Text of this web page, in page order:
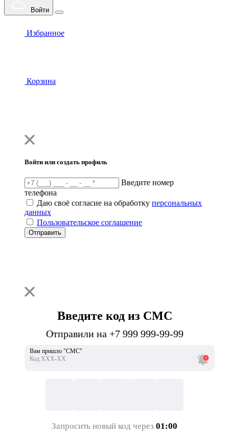
Войти
Избранное
Корзина
Войти или создать профиль
Введите номер
телефона
Даю своё согласие на обработку персональных
данных
Пользовательское соглашение
Отправить
Введите код из СМС
Отправили на +7 999 999-99-99
Вам пришло "СМС"
Код ХХХ-ХХ
Запросить новый код через 01:00